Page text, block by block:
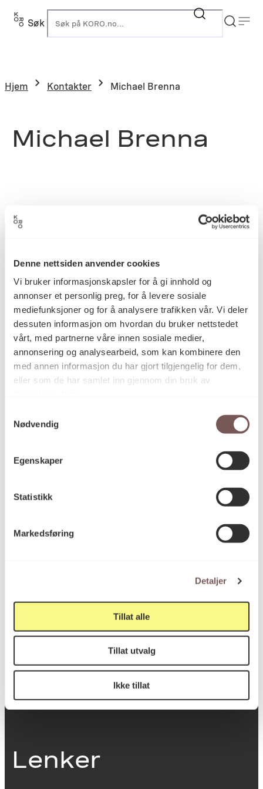
Denne nettsiden anvender cookies
Vi bruker informasjonskapsler for å gi innhold og
annonser et personlig preg, for å levere sosiale
mediefunksjoner og for å analysere trafikken vår. Vi deler
dessuten informasjon om hvordan du bruker nettstedet
vårt, med partnerne våre innen sosiale medier,
annonsering og analysearbeid, som kan kombinere den
med annen informasjon du har gjort tilgjengelig for dem,
eller som de har samlet inn gjennom din bruk av
Nødvendig
Egenskaper
Statistikk
Markedsføring
Detaljer
Tillat alle
Tillat utvalg
Ikke tillat
Søk
Hjem Kontakter Michael Brenna
Michael Brenna
Postadresse
Postboks 6994
St. Olavs plass
0130 Oslo
post@koro.no
Besøksadresse
Victoria Terrasse 11
0251 Oslo
Viktig info
Utbetaling og fakturering
Om opphavsrett
Dokumentasjonsskjema
Last ned logo
Lenker